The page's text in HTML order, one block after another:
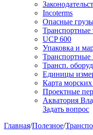
Incoterms
Опасные
UCP 600
Упаковка и
Трансп.
Единицы
Карта
Проектные
Акватория
Задать вопрос
Главная/Полезное/